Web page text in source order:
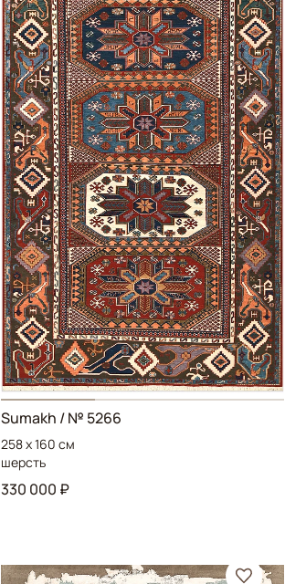
Sumakh / № 5266
258 x 160 см
шерсть
330 000 ₽